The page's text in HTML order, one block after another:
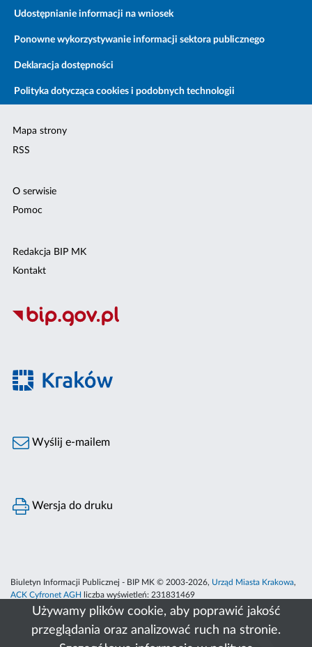
Używamy plików cookie, aby poprawić jakość
przeglądania oraz analizować ruch na stronie.
Udostępnianie informacji na wniosek
Ponowne wykorzystywanie informacji sektora publicznego
Deklaracja dostępności
Polityka dotycząca cookies i podobnych technologii
Mapa strony
RSS
O serwisie
Pomoc
Redakcja BIP MK
Kontakt
Wyślij e-mailem
Wersja do druku
Biuletyn Informacji Publicznej - BIP MK © 2003-2026, Urząd Miasta Krakowa,
ACK Cyfronet AGH
liczba wyświetleń: 231831469